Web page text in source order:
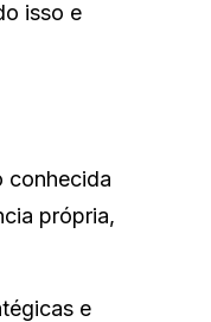
isso e
conhecida
própria,
e